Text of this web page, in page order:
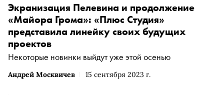
Андрей Москвичев 15 сентября 2023 г.
Экранизация Пелевина и продолжение
«Майора Грома»: «Плюс Студия»
представила линейку своих будущих
проектов
Некоторые новинки выйдут уже этой осенью